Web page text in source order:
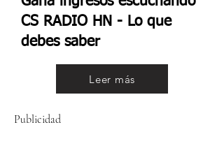
CS RADIO HN - Lo que
debes saber
Leer más
Publicidad